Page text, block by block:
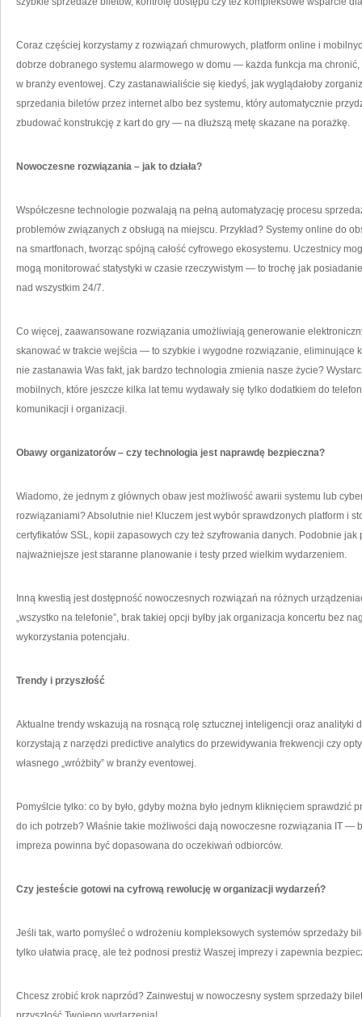
Coraz częściej korzystamy z rozwiązań chmurowych, platform online i
dobrze dobranego systemu alarmowego w domu — każda funkcja ma
w branży eventowej. Czy zastanawialiście się kiedyś, jak wyglądałoby
sprzedania biletów przez internet albo bez systemu, który automatycznie
zbudować konstrukcję z kart do gry — na dłuższą metę skazane na porażkę.
Nowoczesne rozwiązania – jak to działa?
Współczesne technologie pozwalają na pełną automatyzację procesu
problemów związanych z obsługą na miejscu. Przykład? Systemy online do
na smartfonach, tworząc spójną całość cyfrowego ekosystemu. Uczestnicy
mogą monitorować statystyki w czasie rzeczywistym — to trochę jak
nad wszystkim 24/7.
Co więcej, zaawansowane rozwiązania umożliwiają generowanie
skanować w trakcie wejścia — to szybkie i wygodne rozwiązanie, eliminujące
nie zastanawia Was fakt, jak bardzo technologia zmienia nasze życie?
mobilnych, które jeszcze kilka lat temu wydawały się tylko dodatkiem do
komunikacji i organizacji.
Obawy organizatorów – czy technologia jest naprawdę bezpieczna?
Wiadomo, że jednym z głównych obaw jest możliwość awarii systemu lub
rozwiązaniami? Absolutnie nie! Kluczem jest wybór sprawdzonych platform i
certyfikatów SSL, kopii zapasowych czy też szyfrowania danych. Podobnie
najważniejsze jest staranne planowanie i testy przed wielkim wydarzeniem.
Inną kwestią jest dostępność nowoczesnych rozwiązań na różnych
„wszystko na telefonie”, brak takiej opcji byłby jak organizacja koncertu bez
wykorzystania potencjału.
Trendy i przyszłość
Aktualne trendy wskazują na rosnącą rolę sztucznej inteligencji oraz analityki
korzystają z narzędzi predictive analytics do przewidywania frekwencji czy
własnego „wróżbity” w branży eventowej.
Pomyślcie tylko: co by było, gdyby można było jednym kliknięciem sprawdzić
do ich potrzeb? Właśnie takie możliwości dają nowoczesne rozwiązania IT —
impreza powinna być dopasowana do oczekiwań odbiorców.
Czy jesteście gotowi na cyfrową rewolucję w organizacji wydarzeń?
Jeśli tak, warto pomyśleć o wdrożeniu kompleksowych systemów sprzedaży
tylko ułatwia pracę, ale też podnosi prestiż Waszej imprezy i zapewnia
Chcesz zrobić krok naprzód? Zainwestuj w nowoczesny system sprzedaży